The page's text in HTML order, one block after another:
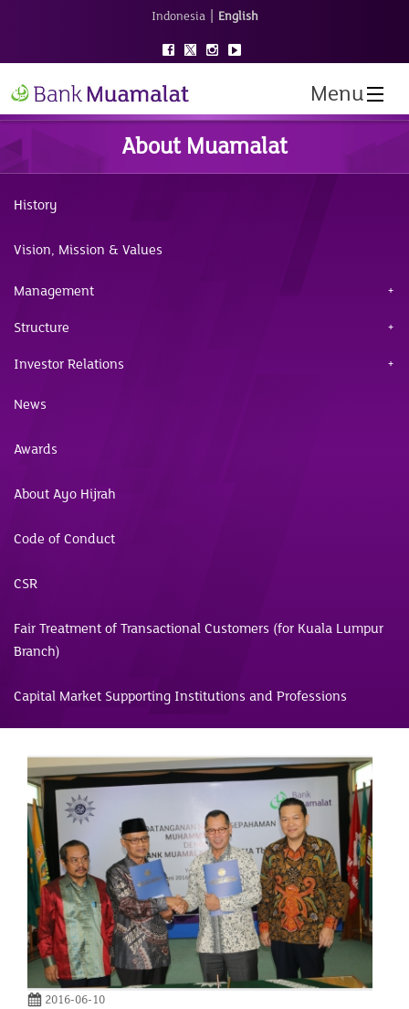
Indonesia | English
Menu
About Muamalat
History
Vision, Mission & Values
Management
Structure
Investor Relations
News
Awards
About Ayo Hijrah
Code of Conduct
CSR
Fair Treatment of Transactional Customers (for Kuala Lumpur
Branch)
Capital Market Supporting Institutions and Professions
2016-06-10